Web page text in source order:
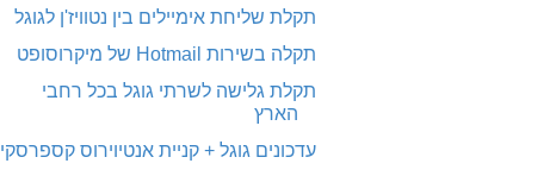
תקלת שליחת אימיילים בין נטוויז'ן לגוגל
תקלה בשירות Hotmail של מיקרוסופט
תקלת גלישה לשרתי גוגל בכל רחבי
הארץ
עדכונים גוגל + קניית אנטיוירוס קספרסקי